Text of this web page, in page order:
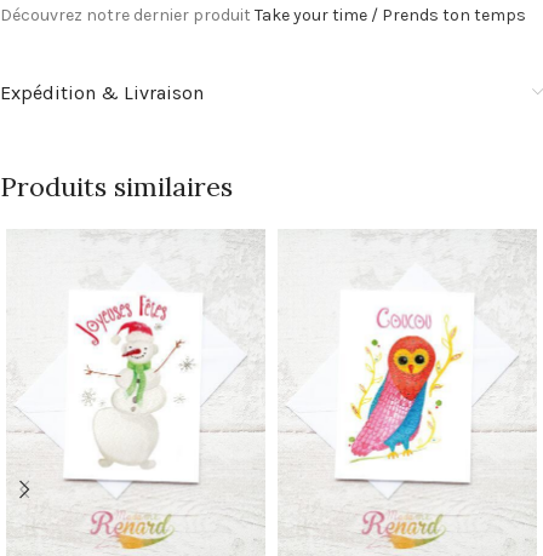
Découvrez notre dernier produit Take your time / Prends ton temps
Expédition & Livraison
Produits similaires